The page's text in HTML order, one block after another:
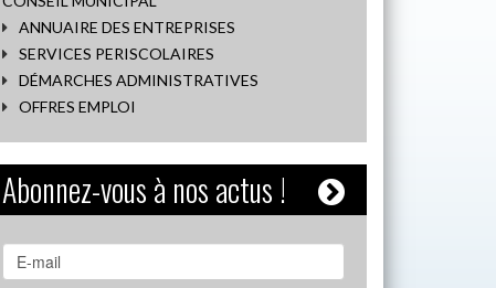
ANNUAIRE DES ENTREPRISES
SERVICES PERISCOLAIRES
DÉMARCHES ADMINISTRATIVES
OFFRES EMPLOI
Abonnez-vous à nos actus !